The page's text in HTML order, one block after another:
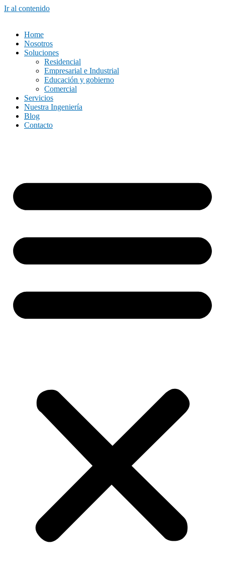
Ir al contenido
Home
Nosotros
Soluciones
Residencial
Empresarial e Industrial
Educación y gobierno
Comercial
Servicios
Nuestra Ingeniería
Blog
Contacto